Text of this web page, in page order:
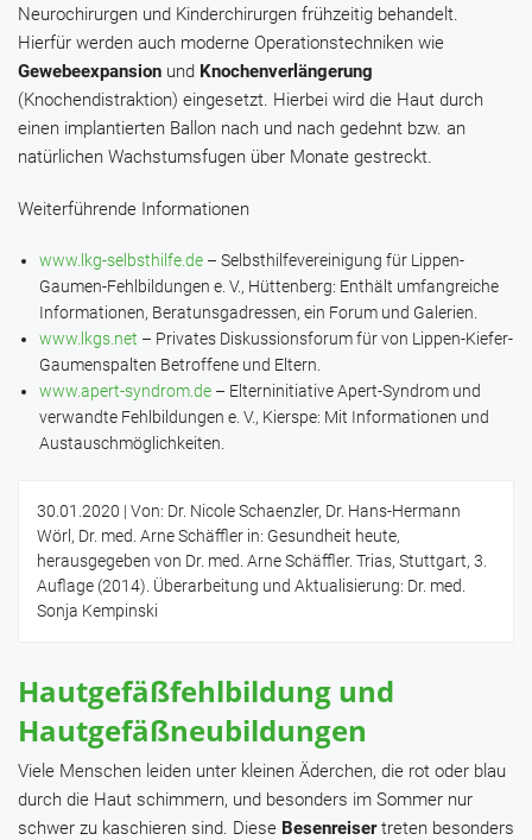
Neurochirurgen und Kinderchirurgen frühzeitig behandelt.
Hierfür werden auch moderne Operationstechniken wie
Gewebeexpansion und Knochenverlängerung
(Knochendistraktion) eingesetzt. Hierbei wird die Haut durch
einen implantierten Ballon nach und nach gedehnt bzw. an
natürlichen Wachstumsfugen über Monate gestreckt.
Weiterführende Informationen
www.lkg-selbsthilfe.de– Selbsthilfevereinigung für Lippen-
Gaumen-Fehlbildungen e. V., Hüttenberg: Enthält umfangreiche
Informationen, Beratunsgadressen, ein Forum und Galerien.
www.lkgs.net – Privates Diskussionsforum für von Lippen-Kiefer-
Gaumenspalten Betroffene und Eltern.
www.apert-syndrom.de– Elterninitiative Apert-Syndrom und
verwandte Fehlbildungen e. V., Kierspe: Mit Informationen und
Austauschmöglichkeiten.
30.01.2020 | Von: Dr. Nicole Schaenzler, Dr. Hans-Hermann
Wörl, Dr. med. Arne Schäffler in: Gesundheit heute,
herausgegeben von Dr. med. Arne Schäffler. Trias, Stuttgart, 3.
Auflage (2014). Überarbeitung und Aktualisierung: Dr. med.
Sonja Kempinski
Hautgefäßfehlbildung und
Hautgefäßneubildungen
Viele Menschen leiden unter kleinen Äderchen, die rot oder blau
durch die Haut schimmern, und besonders im Sommer nur
schwer zu kaschieren sind. Diese Besenreisertreten besonders